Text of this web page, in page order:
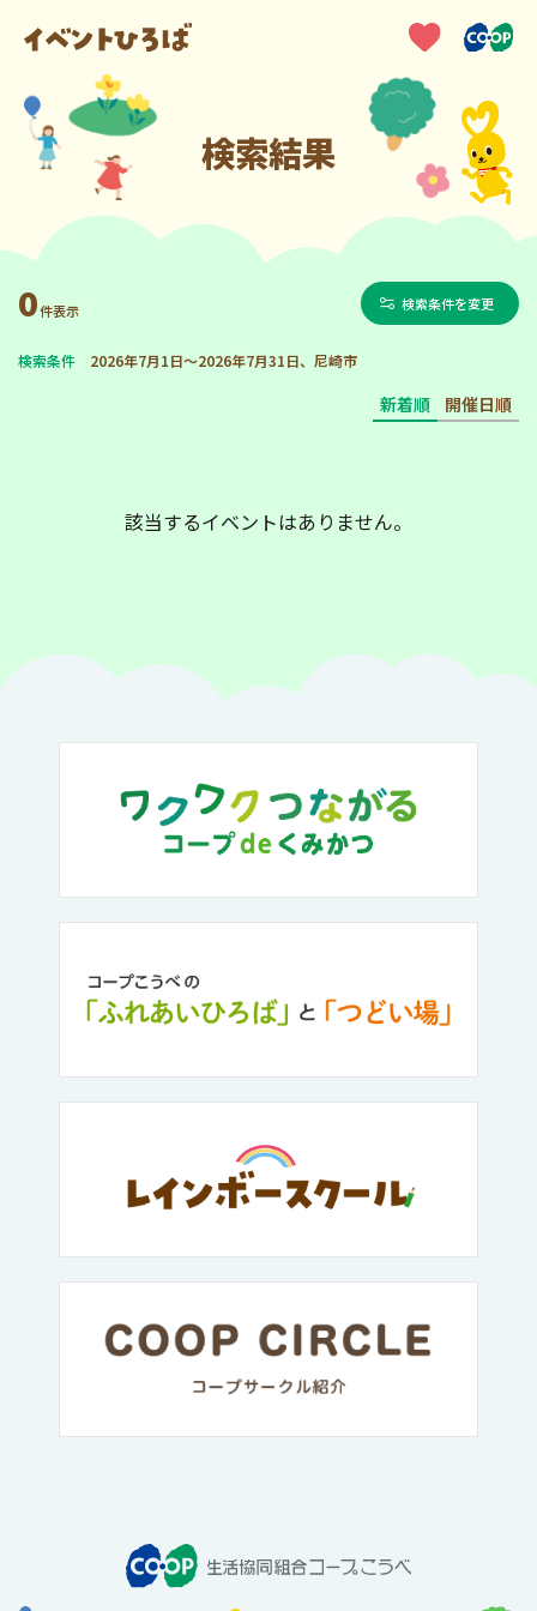
検索結果
0件表示 検索条件を変更
検索条件 2026年7月1日～2026年7月31日、尼崎市
新着順 開催日順
該当するイベントはありません。